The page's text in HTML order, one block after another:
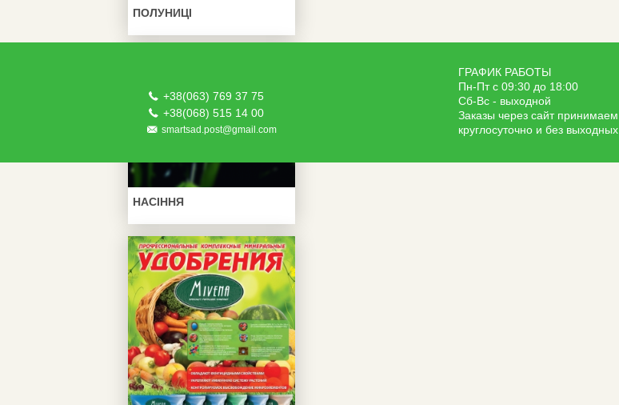
ПОЛУНИЦІ
НАСІННЯ
+38(063) 769 37 75
+38(068) 515 14 00
smartsad.post@gmail.com
ГРАФИК РАБОТЫ
Пн-Пт с 09:30 до 18:00
Сб-Вс - выходной
Заказы через сайт принимаем
круглосуточно и без выходных